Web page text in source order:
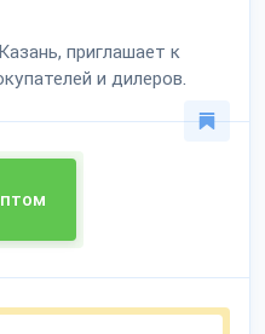
приглашает к
и дилеров.